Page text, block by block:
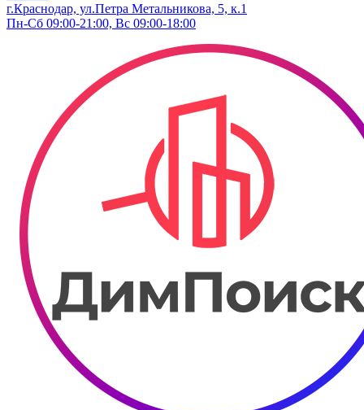
г.Краснодар, ул.Петра Метальникова, 5, к.1
Пн-Сб 09:00-21:00, Вс 09:00-18:00